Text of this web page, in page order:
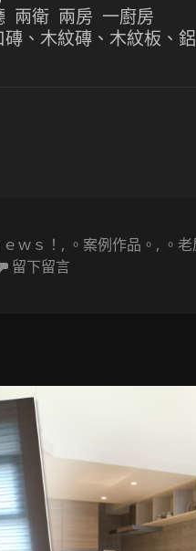
兩衛 兩房 一廚房
、木紋磚、木紋板、
設計〕老屋翻新大變身
ｅｗｓ！ , 。案例作品。 , 。
留下留言在 〔中大坪數設計